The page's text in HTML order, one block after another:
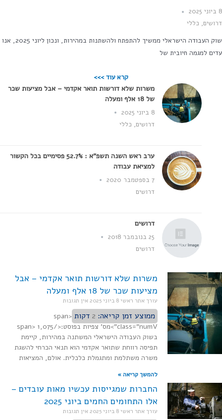
,כללי
שוק העבודה הישראלי ממשיך להתפתח ולהשתנות במהירות, ונכון ליוני 2025, אנו
למגמה חיובית של
קרא עוד >>>
משרות שלא דורשות תואר אקדמי – אבל מציעות שכר
של 18 אלף ומעלה
דרושים,כללי
ערב ראש השנה תשפ"א : 52.7% פסימיים בכל הקשור
למציאת עבודה
דרושים
דרושים
25 בנובמבר 2018
דרושים
משרות שלא דורשות תואר אקדמי – אבל
מציעות שכר של 18 אלף ומעלה
עורך אתר ראשי8 ביוני 2025 אין תגובות
ממוצע זמן קריאה:2 דקות
<span
class="numV">מס' צפיות בפוסט:</span> 1,075
בשוק העבודה הישראלי המשתנה במהירות, קיימת
תפיסה רווחת שתואר אקדמי הוא תנאי הכרחי להשגת
משרה משתלמת ומתגמלת כלכלית. אולם, המציאות
להמשך קריאה »
החברות שמגייסות עכשיו מאות עובדים –
אלו התחומים החמים ביוני 2025
עורך אתר ראשי8 ביוני 2025 אין תגובות